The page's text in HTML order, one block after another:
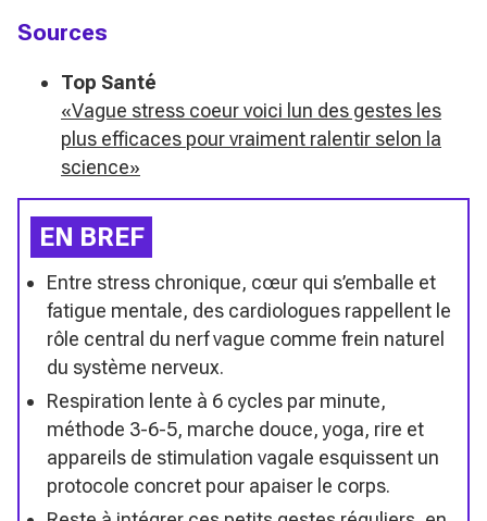
Sources
Top Santé
«Vague stress coeur voici lun des gestes les
plus efficaces pour vraiment ralentir selon la
science»
EN BREF
Entre stress chronique, cœur qui s’emballe et
fatigue mentale, des cardiologues rappellent le
rôle central du nerf vague comme frein naturel
du système nerveux.
Respiration lente à 6 cycles par minute,
méthode 3-6-5, marche douce, yoga, rire et
appareils de stimulation vagale esquissent un
protocole concret pour apaiser le corps.